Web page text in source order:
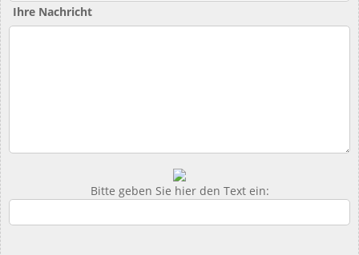
Ihre Nachricht
Bitte geben Sie hier den Text ein: